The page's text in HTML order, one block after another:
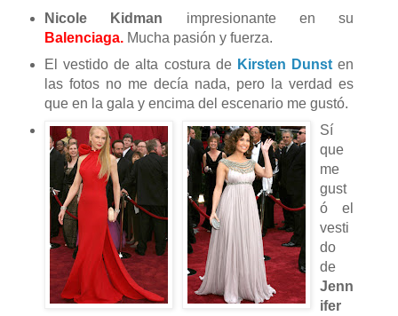
Nicole Kidman impresionante en su
Balenciaga.Mucha pasión y fuerza.
El vestido de alta costura de Kirsten Dunst en
las fotos no me decía nada, pero la verdad es
que en la gala y encima del escenario me gustó.
Sí
que
me
gust
ó el
vesti
do
de
Jenn
ifer